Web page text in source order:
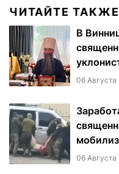
ЧИТАЙТЕ ТАКЖЕ
В
06 Августа
06 Августа